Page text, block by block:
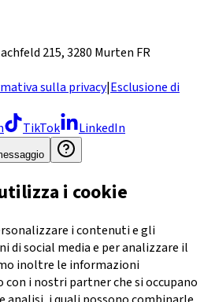
215, 3280 Murten FR
sulla privacy|Esclusione di
TikTok LinkedIn
i cookie
i contenuti e gli
di social media e per analizzare il
inoltre le informazioni
i nostri partner che si occupano